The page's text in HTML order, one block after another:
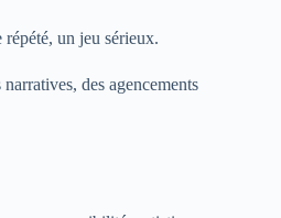
un jeu sérieux.
des agencements